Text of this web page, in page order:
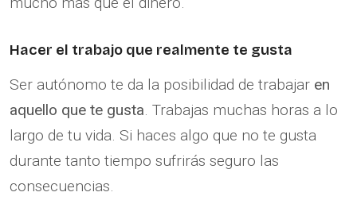
Hacer el trabajo que realmente te gusta
Ser autónomo te da la posibilidad de trabajar en
aquello que te gusta . Trabajas muchas horas a lo
largo de tu vida. Si haces algo que no te gusta
durante tanto tiempo sufrirás seguro las
consecuencias.